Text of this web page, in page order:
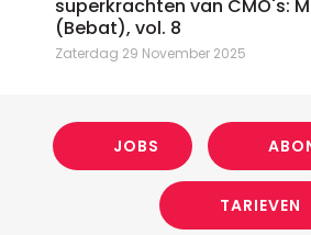
superkrachten van CMO's:
(Bebat), vol. 8
Zaterdag 29 November 2025
JOBS
TARIEVEN